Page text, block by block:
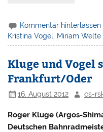
Kommentar hinterlassen
Kristina Vogel
Miriam Welte
Kluge und Vogel
Frankfurt/Oder
16. August 2012 cs-
Roger Kluge (Argos-
Deutschen